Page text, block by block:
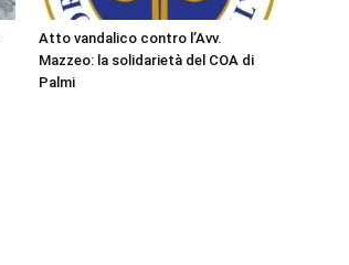
Atto vandalico contro l’Avv.
Mazzeo: la solidarietà del COA di
Palmi